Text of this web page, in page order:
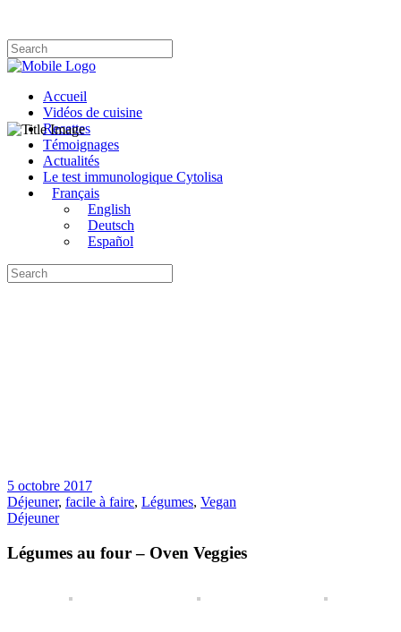
Accueil
Vidéos de cuisine
Recettes
Témoignages
Actualités
Le test immunologique Cytolisa
Français
English
Deutsch
Español
5 octobre 2017
Déjeuner, facile à faire, Légumes, Vegan
Déjeuner
Légumes au four – Oven Veggies